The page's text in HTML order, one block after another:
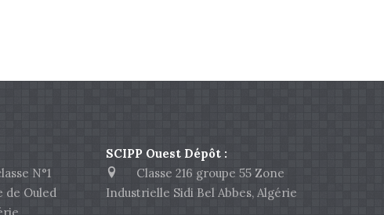
N°1
de Ouled
SCIPP Ouest Dépôt :
Classe 216 groupe 55 Zone
Industrielle Sidi Bel Abbes, Algérie